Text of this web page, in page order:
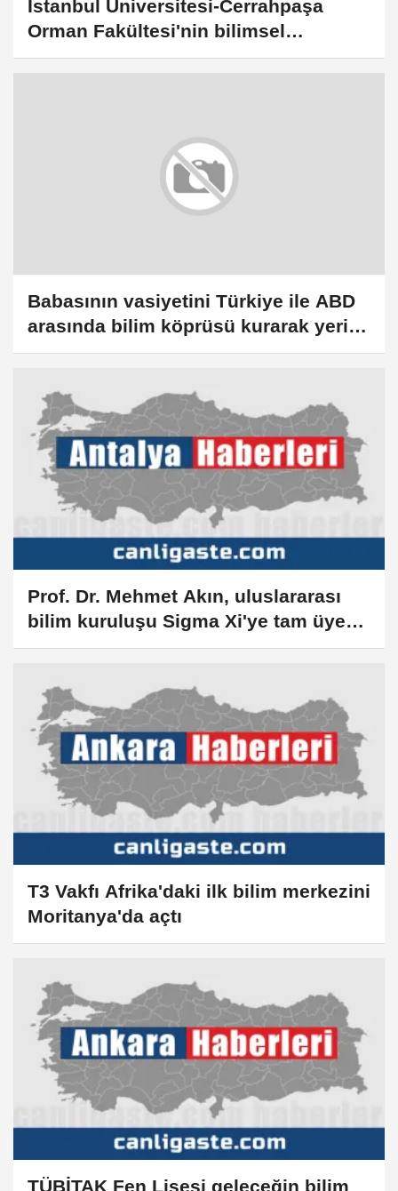
İstanbul Üniversitesi-Cerrahpaşa
Orman Fakültesi'nin bilimsel
koleksiyonları dijital ortama taşındı
Babasının vasiyetini Türkiye ile ABD
arasında bilim köprüsü kurarak yerine
getirdi
Prof. Dr. Mehmet Akın, uluslararası
bilim kuruluşu Sigma Xi'ye tam üye
seçildi
T3 Vakfı Afrika'daki ilk bilim merkezini
Moritanya'da açtı
TÜBİTAK Fen Lisesi geleceğin bilim